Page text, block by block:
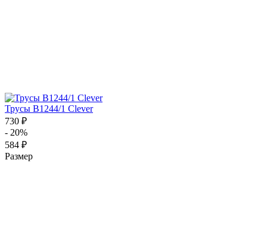
Трусы B1244/1 Clever
730 ₽
- 20%
584 ₽
Размер